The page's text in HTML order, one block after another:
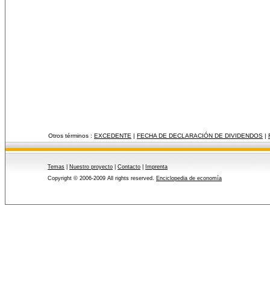
Otros términos : EXCEDENTE | FECHA DE DECLARACIÓN DE DIVIDENDOS |
Temas Nuestro proyecto Contacto
Imprenta
Copyright © 2006-2009 All rights reserved. Enciclopedia de economía